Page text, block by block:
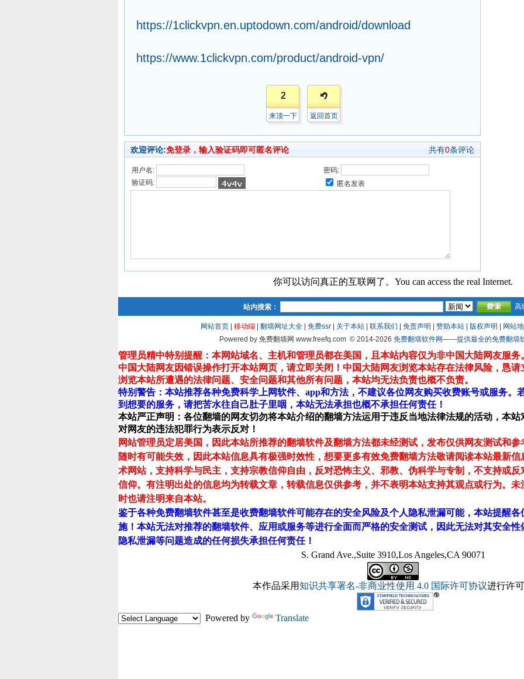
https://1clickvpn.en.uptodown.com/android/download
https://www.1clickvpn.com/product/android-vpn/
2
来顶一下 返回首页
欢迎评论:免登录，输入验证码即可匿名评论 共有0条评论
用户名:
密码:
验证码:
匿名发表
你可以访问真正的互联网了。You can access the real Internet.
站内搜索： 高
网站首页 移动端 翻墙网址大全 免费ssr 关于本站 联系我们 免责声明 赞助本站 版权声明
网站
Powered by 免费翻墙网 www.freefq.com© 2014-2026 免费翻墙软件网——提供最全的免费翻墙
管理员精中特别提醒：本网站域名、主机和管理员都在美国，且本站内容仅为非中国大陆网友服
中国大陆网友因错误操作打开本站网页，请立即关闭！中国大陆网友浏览本站存在法律风险，恳
浏览本站所遭遇的法律问题、安全问题和其他所有问题，本站均无法负责也概不负责。
特别警告：本站推荐各种免费科学上网软件、app和方法，不建议各位网友购买收费账号或服务。
到想要的服务，请把苦水往自己肚子里咽，本站无法承担也概不承担任何责任！
本站严正声明：各位翻墙的网友切勿将本站介绍的翻墙方法运用于违反当地法律法规的活动，本
对网友的违法犯罪行为表示反对！
网站管理员定居美国，因此本站所推荐的翻墙软件及翻墙方法都未经测试，发布仅供网友测试和
随时有可能失效，因此本站信息具有极强时效性，想要更多有效免费翻墙方法敬请阅读本站最新
术网站，支持科学与民主，支持宗教信仰自由，反对恐怖主义、邪教、伪科学与专制，不支持或
信仰。有注明出处的信息均为转载文章，转载信息仅供参考，并不表明本站支持其观点或行为。
时也请注明来自本站。
鉴于各种免费翻墙软件甚至是收费翻墙软件可能存在的安全风险及个人隐私泄漏可能，本站提醒
施！本站无法对推荐的翻墙软件、应用或服务等进行全面而严格的安全测试，因此无法对其安全
隐私泄漏等问题造成的任何损失承担任何责任！
S. Grand Ave.,Suite 3910,Los Angeles,CA 90071
本作品采用知识共享署名-非商业性使用 4.0 国际许可协议进行许
Powered by Translate